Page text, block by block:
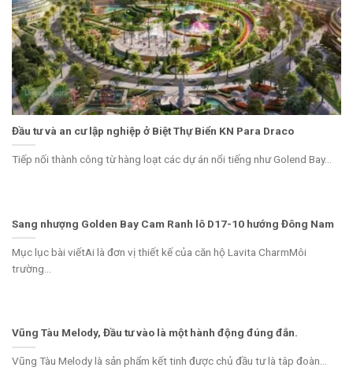
Đầu tư và an cư lập nghiệp ở Biệt Thự Biển KN Para Draco
Tiếp nối thành công từ hàng loạt các dự án nổi tiếng như Golend Bay...
Sang nhượng Golden Bay Cam Ranh lô D17-10 hướng Đông Nam
Mục lục bài viếtAi là đơn vị thiết kế của căn hộ Lavita CharmMôi
trường...
Vũng Tàu Melody, Đầu tư vào là một hành động đúng đắn.
Vũng Tàu Melody là sản phẩm kết tinh được chủ đầu tư là tâp đoàn...